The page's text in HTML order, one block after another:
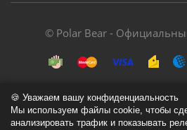
© Polar Bear -
🍪 Уважаем вашу конфиденциальность
Мы используем файлы cookie, чтобы
анализировать трафик и показывать